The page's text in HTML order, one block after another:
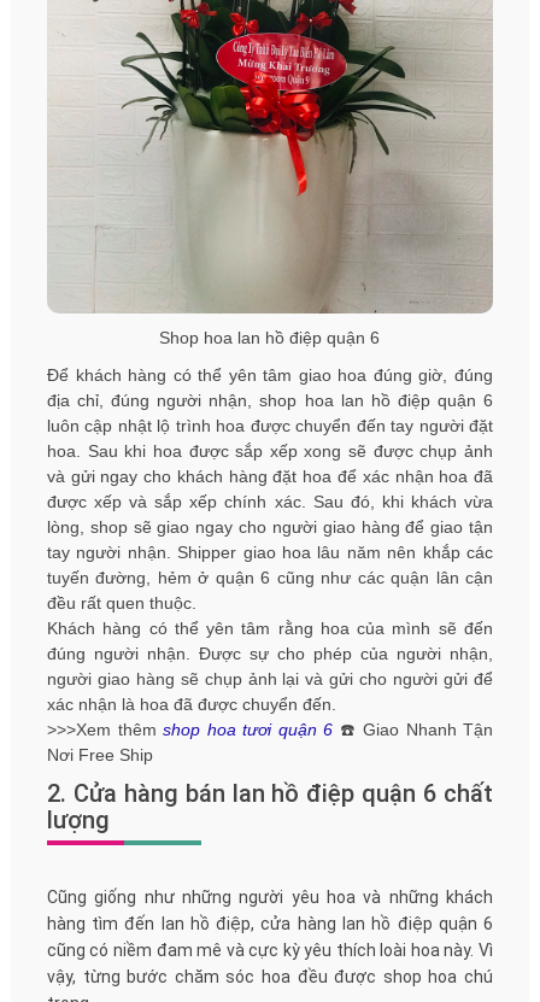
Shop hoa lan hồ điệp quận 6
Để khách hàng có thể yên tâm giao hoa đúng giờ, đúng
địa chỉ, đúng người nhận, shop hoa lan hồ điệp quận 6
luôn cập nhật lộ trình hoa được chuyển đến tay người đặt
hoa. Sau khi hoa được sắp xếp xong sẽ được chụp ảnh
và gửi ngay cho khách hàng đặt hoa để xác nhận hoa đã
được xếp và sắp xếp chính xác. Sau đó, khi khách vừa
lòng, shop sẽ giao ngay cho người giao hàng để giao tận
tay người nhận. Shipper giao hoa lâu năm nên khắp các
tuyến đường, hẻm ở quận 6 cũng như các quận lân cận
đều rất quen thuộc.
Khách hàng có thể yên tâm rằng hoa của mình sẽ đến
đúng người nhận. Được sự cho phép của người nhận,
người giao hàng sẽ chụp ảnh lại và gửi cho người gửi để
xác nhận là hoa đã được chuyển đến.
>>>Xem thêmshop hoa tươi quận 6 ☎️ Giao Nhanh Tận
Nơi Free Ship
2. Cửa hàng bán lan hồ điệp quận 6 chất
lượng
Cũng giống như những người yêu hoa và những khách
hàng tìm đến lan hồ điệp, cửa hàng lan hồ điệp quận 6
cũng có niềm đam mê và cực kỳ yêu thích loài hoa này. Vì
vậy, từng bước chăm sóc hoa đều được shop hoa chú